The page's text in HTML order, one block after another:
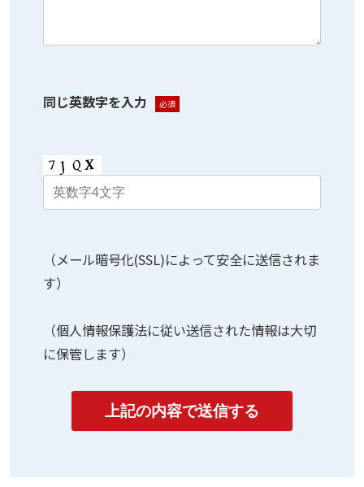
同じ英数字を入力 必須
（メール暗号化(SSL)によって安全に送信されま
す）
（個人情報保護法に従い送信された情報は大切
に保管します）